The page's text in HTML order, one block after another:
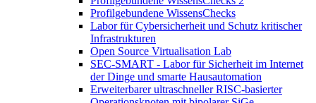
Profilgebundene WissensChecks
Labor für Cybersicherheit und Schutz kritischer
Infrastrukturen
Open Source Virtualisation Lab
SEC-SMART - Labor für Sicherheit im Internet
der Dinge und smarte Hausautomation
Erweiterbarer ultraschneller RISC-basierter